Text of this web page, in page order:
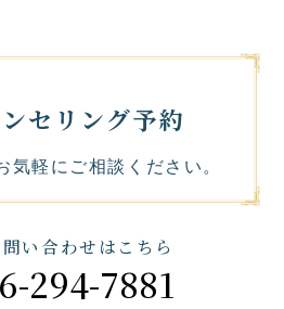
セリング予約
気軽にご相談ください。
い合わせはこちら
294-7881